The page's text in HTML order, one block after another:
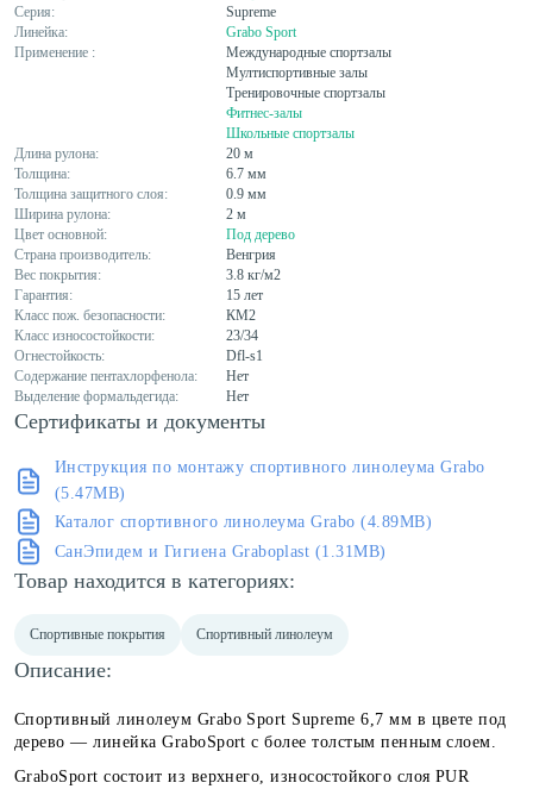
Серия:
Supreme
Линейка:
Grabo Sport
Применение :
Международные спортзалы
Мултиспортивные залы
Тренировочные спортзалы
Фитнес-залы
Школьные спортзалы
Длина рулона:
20 м
Толщина:
6.7 мм
Толщина защитного слоя:
0.9 мм
Ширина рулона:
2 м
Цвет основной:
Под дерево
Страна производитель:
Венгрия
Вес покрытия:
3.8 кг/м2
Гарантия:
15 лет
Класс пож. безопасности:
КМ2
Класс износостойкости:
23/34
Огнестойкость:
Dfl-s1
Содержание пентахлорфенола:
Нет
Выделение формальдегида:
Нет
Сертификаты и документы
Инструкция по монтажу спортивного линолеума Grabo
(5.47MB)
Каталог спортивного линолеума Grabo (4.89MB)
СанЭпидем и Гигиена Graboplast (1.31MB)
Товар находится в категориях:
Спортивные покрытия Спортивный линолеум
Описание:
Спортивный линолеум Grabo Sport Supreme 6,7 мм в цвете под
дерево — линейка GraboSport c более толстым пенным слоем.
GraboSport состоит из верхнего, износостойкого слоя PUR